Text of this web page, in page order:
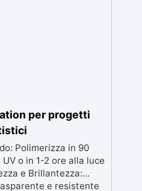
per progetti
Polimerizza in 90
o in 1-2 ore alla luce
e Brillantezza:
e resistente